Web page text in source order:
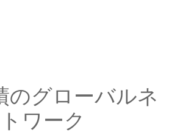
のグローバルネ
ワーク